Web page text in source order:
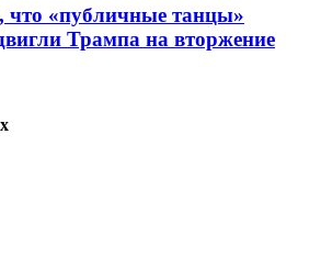
что «публичные танцы»
Трампа на вторжение